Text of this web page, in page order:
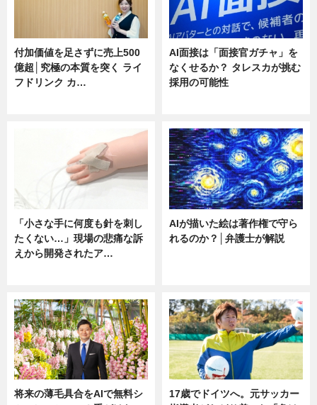
付加価値を足さずに売上500
億超│究極の本質を突く ライ
フドリンク カ…
AI面接は「面接官ガチャ」を
なくせるか？ タレスカが挑む
採用の可能性
「小さな手に何度も針を刺し
たくない…」現場の悲痛な訴
えから開発されたア…
AIが描いた絵は著作権で守ら
れるのか？│弁護士が解説
将来の薄毛具合をAIで無料シ
17歳でドイツへ。元サッカー